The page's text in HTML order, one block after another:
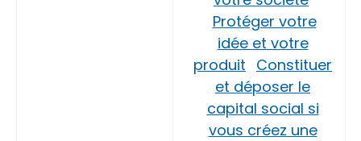
Protéger votre
idée et votre
produit Constituer
et déposer le
capital social si
vous créez une